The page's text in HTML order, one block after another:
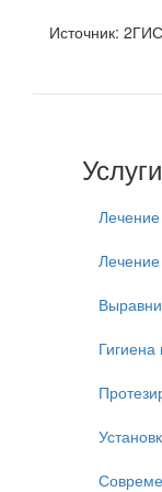
Источник: 2ГИС
Услуги